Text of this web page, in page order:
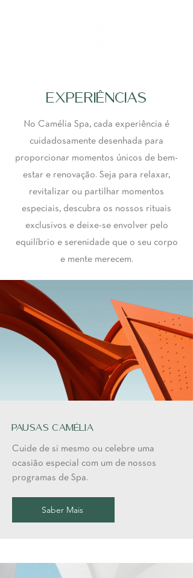
EXPERIÊNCIAS
No Camélia Spa, cada experiência é
cuidadosamente desenhada para
proporcionar momentos únicos de bem-
estar e renovação. Seja para relaxar,
revitalizar ou partilhar momentos
especiais, descubra os nossos rituais
exclusivos e deixe-se envolver pelo
equilíbrio e serenidade que o seu corpo
e mente merecem.
Pausas Camélia
Cuide de si mesmo ou celebre uma
ocasião especial com um de nossos
programas de Spa.
Saber Mais